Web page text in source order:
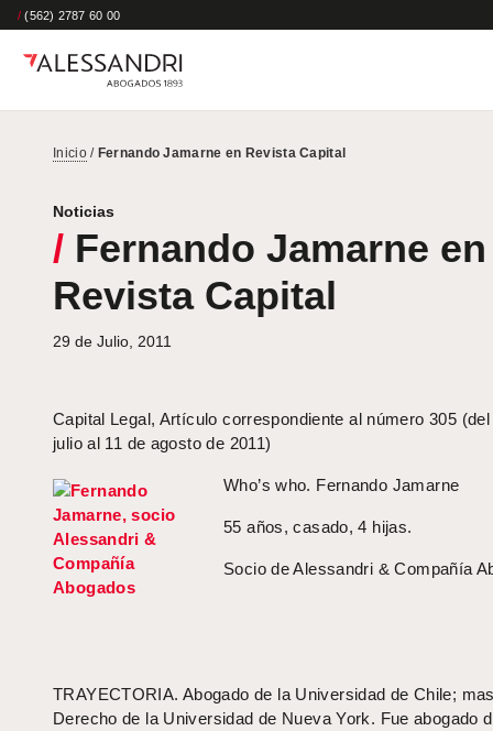
/ (562) 2787 60 00
Inicio/ Fernando Jamarne en Revista Capital
Noticias
/ Fernando Jamarne en
Revista Capital
29 de Julio, 2011
Capital Legal, Artículo correspondiente al número 305
julio al 11 de agosto de 2011)
Who’s who. Fernando Jamarne
55 años, casado, 4 hijas.
Socio de Alessandri & Compañía
TRAYECTORIA. Abogado de la Universidad de Chile;
Derecho de la Universidad de Nueva York. Fue abogado